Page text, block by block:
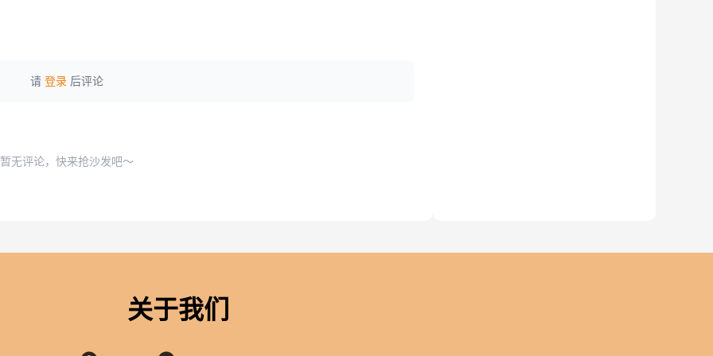
请 登录 后评论
暂无评论，快来抢沙发吧～
关于我们